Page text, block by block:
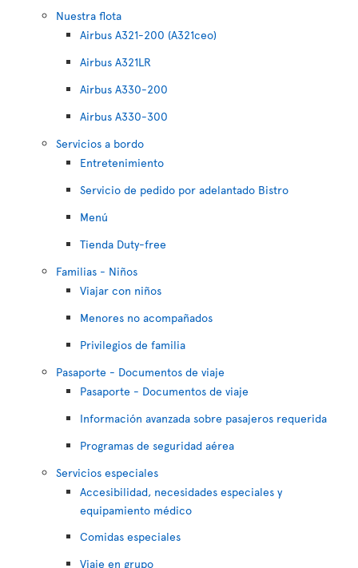
Nuestra flota
Airbus A321-200 (A321ceo)
Airbus A321LR
Airbus A330-200
Airbus A330-300
Servicios a bordo
Entretenimiento
Servicio de pedido por adelantado Bistro
Menú
Tienda Duty-free
Familias - Niños
Viajar con niños
Menores no acompañados
Privilegios de familia
Pasaporte - Documentos de viaje
Pasaporte - Documentos de viaje
Información avanzada sobre pasajeros requerida
Programas de seguridad aérea
Servicios especiales
Accesibilidad, necesidades especiales y
equipamiento médico
Comidas especiales
Viaje en grupo